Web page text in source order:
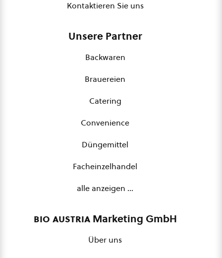
Kontaktieren Sie uns
Unsere Partner
Backwaren
Brauereien
Catering
Convenience
Düngemittel
Facheinzelhandel
alle anzeigen …
bio austriaMarketing GmbH
Über uns